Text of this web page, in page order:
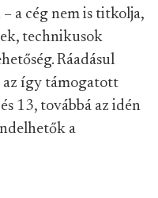
a cég nem is titkolja,
technikusok
Ráadásul
így támogatott
13, továbbá az idén
a